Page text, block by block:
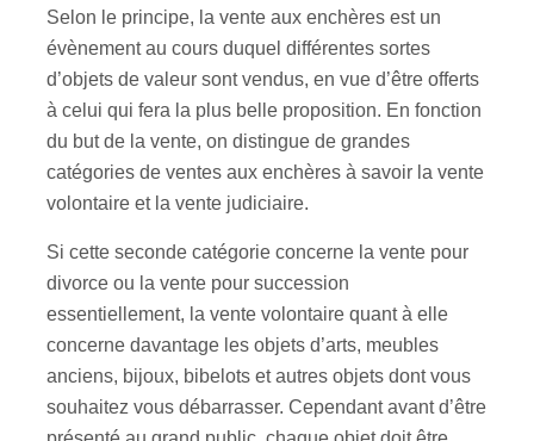
Selon le principe, la vente aux enchères est un
évènement au cours duquel différentes sortes
d’objets de valeur sont vendus, en vue d’être offerts
à celui qui fera la plus belle proposition. En fonction
du but de la vente, on distingue de grandes
catégories de ventes aux enchères à savoir la vente
volontaire et la vente judiciaire.
Si cette seconde catégorie concerne la vente pour
divorce ou la vente pour succession
essentiellement, la vente volontaire quant à elle
concerne davantage les objets d’arts, meubles
anciens, bijoux, bibelots et autres objets dont vous
souhaitez vous débarrasser. Cependant avant d’être